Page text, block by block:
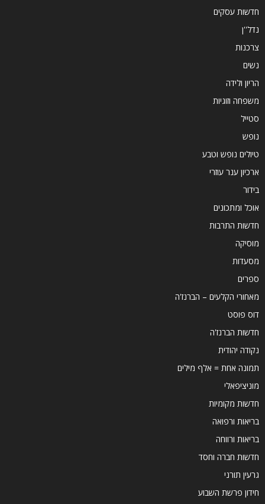
חדשות עסקים
נדל''ן
צרכנות
נשים
הריון ולידה
משפחה וזוגיות
סטייל
נופש
טיולים נופש וטבע
ארכיון ענר עוזרי
בידור
אוכל ומתכונים
חדשות התרבות
מוסיקה
מסעדות
ספרים
מאחורי הקלעים – הברנז'ה
דוס פוסט
חדשות הברנז'ה
נקודה יהודית
תמונה אחת = אלף מילים
מוניציפאלי
חדשות מקומיות
בריאות ורפואה
בריאות ורווחה
חדשות חברה וחסד
גרעין תורני
חידון פרשת השבוע